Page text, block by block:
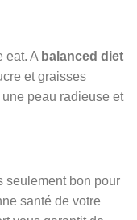
eat. A balanced diet
et graisses
peau radieuse et
seulement bon pour
santé de votre